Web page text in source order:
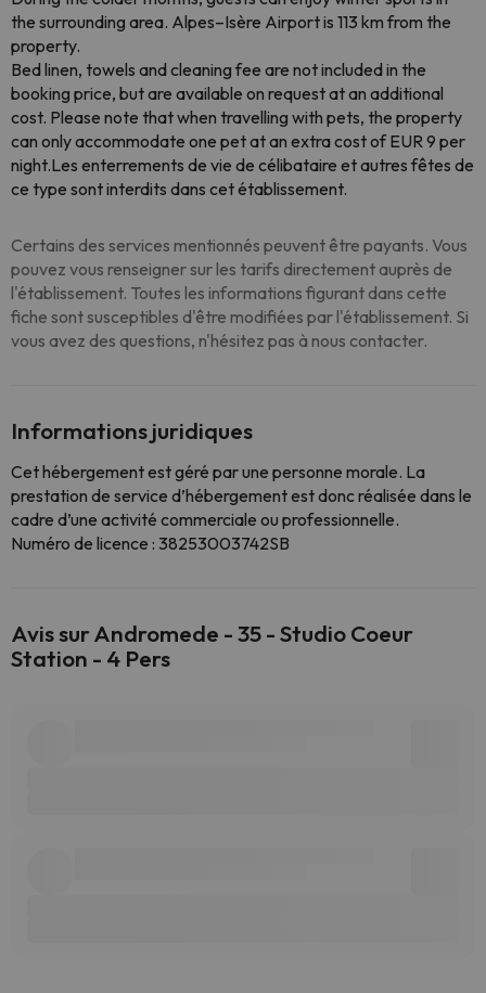
the surrounding area. Alpes–Isère Airport is 113 km from the
property.
Bed linen, towels and cleaning fee are not included in the
booking price, but are available on request at an additional
cost. Please note that when travelling with pets, the property
can only accommodate one pet at an extra cost of EUR 9 per
night.Les enterrements de vie de célibataire et autres fêtes de
ce type sont interdits dans cet établissement.
Certains des services mentionnés peuvent être payants. Vous
pouvez vous renseigner sur les tarifs directement auprès de
l'établissement. Toutes les informations figurant dans cette
fiche sont susceptibles d'être modifiées par l'établissement. Si
vous avez des questions, n'hésitez pas à nous contacter.
Informations juridiques
Cet hébergement est géré par une personne morale. La
prestation de service d’hébergement est donc réalisée dans le
cadre d’une activité commerciale ou professionnelle.
Numéro de licence : 38253003742SB
Avis sur Andromede - 35 - Studio Coeur
Station - 4 Pers